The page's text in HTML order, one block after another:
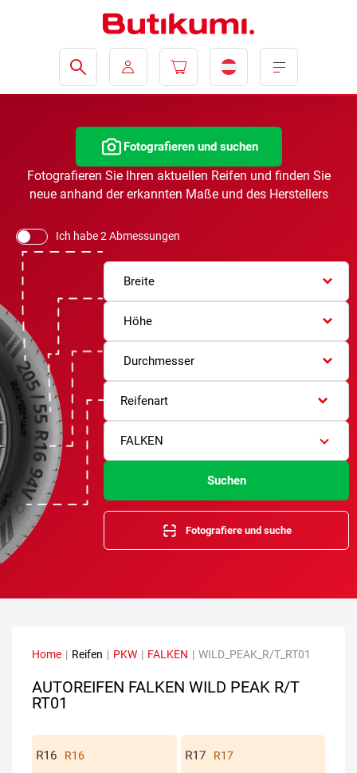
Fotografieren und suchen
Fotografieren Sie Ihren aktuellen Reifen und finden Sie
neue anhand der erkannten Maße und des Herstellers
Ich habe 2 Abmessungen
Breite
Höhe
Durchmesser
Reifenart
FALKEN
Suchen
Fotografiere und suche
Home | Reifen | PKW | FALKEN | WILD_PEAK_R/T_RT01
AUTOREIFEN FALKEN WILD PEAK R/T
RT01
R16 R17